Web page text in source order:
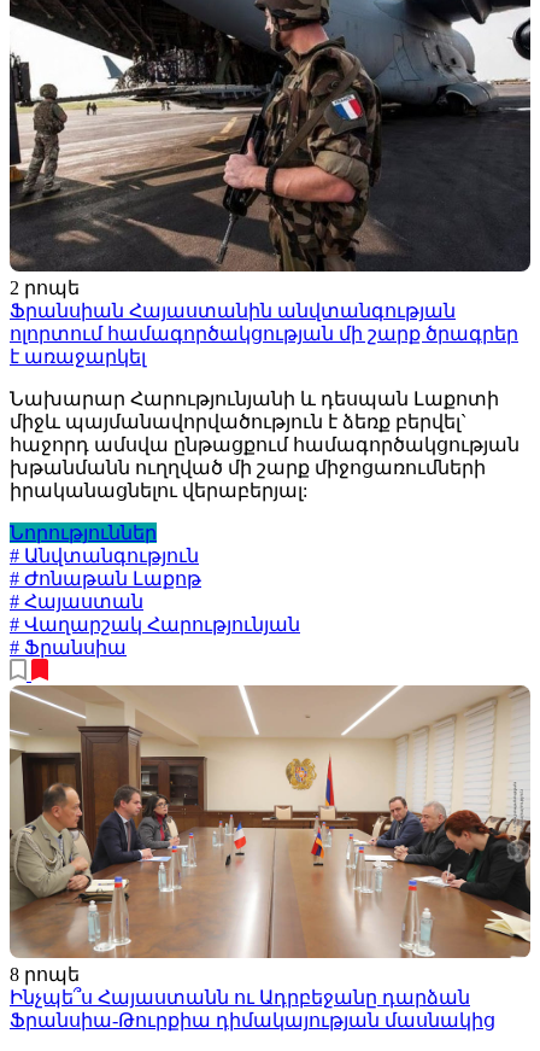
2 րոպե
Ֆրանսիան Հայաստանին անվտանգության
ոլորտում համագործակցության մի շարք ծրագրեր
է առաջարկել
Նախարար Հարությունյանի և դեսպան Լաքոտի
միջև պայմանավորվածություն է ձեռք բերվել`
հաջորդ ամսվա ընթացքում համագործակցության
խթանմանն ուղղված մի շարք միջոցառումների
իրականացնելու վերաբերյալ:
Նորություններ
# Անվտանգություն
# Ժոնաթան Լաքոթ
# Հայաստան
# Վաղարշակ Հարությունյան
# Ֆրանսիա
8 րոպե
Ինչպե՞ս Հայաստանն ու Ադրբեջանը դարձան
Ֆրանսիա-Թուրքիա դիմակայության մասնակից